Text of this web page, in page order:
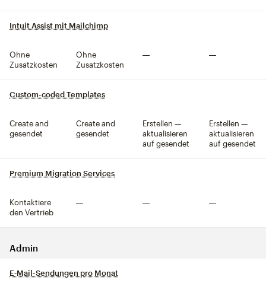
Intuit Assist mit Mailchimp
Ohne
Zusatzkosten
Ohne
Zusatzkosten
Custom-coded Templates
Create and
gesendet
Create and
gesendet
Erstellen —
aktualisieren
auf gesendet
Erstellen —
aktualisieren
auf gesendet
Premium Migration Services
Kontaktiere
den Vertrieb
Admin
E‑Mail-Sendungen pro Monat